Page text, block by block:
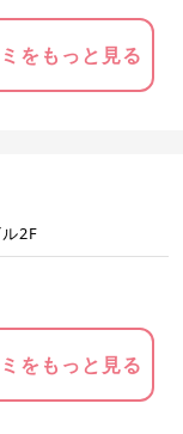
をもっと見る
2F
をもっと見る